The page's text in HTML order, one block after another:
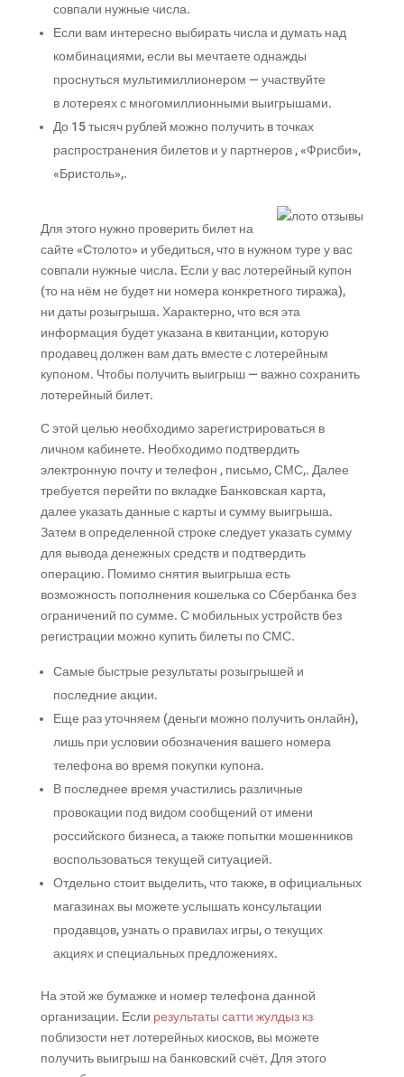
совпали нужные числа.
Если вам интересно выбирать числа и думать над
комбинациями, если вы мечтаете однажды
проснуться мультимиллионером — участвуйте
в лотереях с многомиллионными выигрышами.
До 15 тысяч рублей можно получить в точках
распространения билетов и у партнеров , «Фрисби»,
«Бристоль»,.
Для этого нужно проверить билет на
сайте «Столото» и убедиться, что в нужном туре у вас
совпали нужные числа. Если у вас лотерейный купон
(то на нём не будет ни номера конкретного тиража),
ни даты розыгрыша. Характерно, что вся эта
информация будет указана в квитанции, которую
продавец должен вам дать вместе с лотерейным
купоном. Чтобы получить выигрыш — важно сохранить
лотерейный билет.
С этой целью необходимо зарегистрироваться в
личном кабинете. Необходимо подтвердить
электронную почту и телефон , письмо, СМС,. Далее
требуется перейти по вкладке Банковская карта,
далее указать данные с карты и сумму выигрыша.
Затем в определенной строке следует указать сумму
для вывода денежных средств и подтвердить
операцию. Помимо снятия выигрыша есть
возможность пополнения кошелька со Сбербанка без
ограничений по сумме. С мобильных устройств без
регистрации можно купить билеты по СМС.
Самые быстрые результаты розыгрышей и
последние акции.
Еще раз уточняем (деньги можно получить онлайн),
лишь при условии обозначения вашего номера
телефона во время покупки купона.
В последнее время участились различные
провокации под видом сообщений от имени
российского бизнеса, а также попытки мошенников
воспользоваться текущей ситуацией.
Отдельно стоит выделить, что также, в официальных
магазинах вы можете услышать консультации
продавцов, узнать о правилах игры, о текущих
акциях и специальных предложениях.
На этой же бумажке и номер телефона данной
организации. Если результаты сатти жулдыз кз
поблизости нет лотерейных киосков, вы можете
получить выигрыш на банковский счёт. Для этого